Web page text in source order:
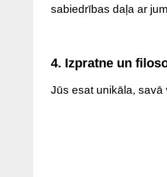
sabiedrības daļa ar
4. Izpratne un
Jūs esat unikāla,